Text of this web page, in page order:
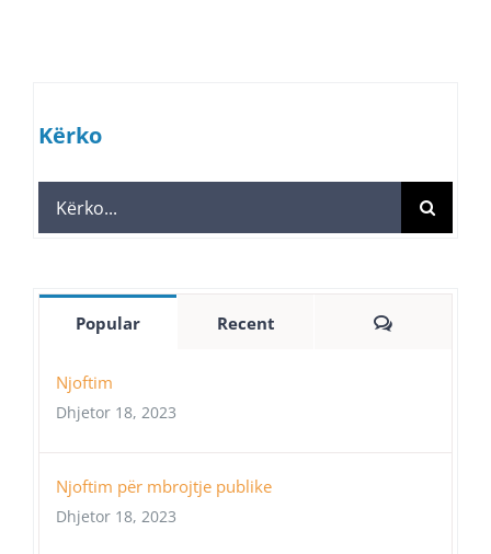
Kërko
Search
for:
Popular Recent Comments
Njoftim
Dhjetor 18, 2023
Njoftim për mbrojtje publike
Dhjetor 18, 2023